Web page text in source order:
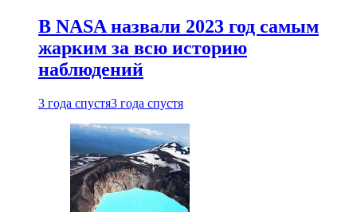
В NASA назвали 2023 год самым
жарким за всю историю
наблюдений
3 года спустя3 года спустя